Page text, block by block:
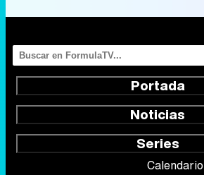
Portada
Noticias
Series
Calendario